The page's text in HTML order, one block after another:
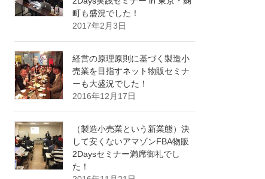
町も盛況でした！
2017年2月3日
経営の原理原則に基づく製造小
売業を目指すネット物販セミナ
ーも大盛況でした！
2016年12月17日
（製造小売業という新業態）決
して安くないアマゾンFBA物販
2Daysセミナー満席御礼でし
た！